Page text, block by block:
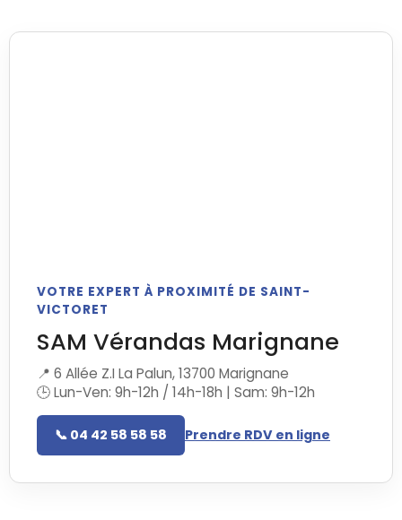
VOTRE EXPERT À PROXIMITÉ DE SAINT-
VICTORET
SAM Vérandas Marignane
📍 6 Allée Z.I La Palun, 13700 Marignane
🕒 Lun-Ven: 9h-12h / 14h-18h | Sam: 9h-12h
📞 04 42 58 58 58 Prendre RDV en ligne